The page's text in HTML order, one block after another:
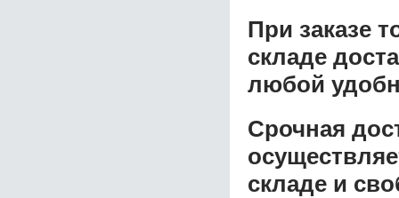
При заказе
складе
любой
Срочная
складе и